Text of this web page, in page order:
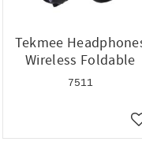
Tekmee
Wireless Foldable
7511